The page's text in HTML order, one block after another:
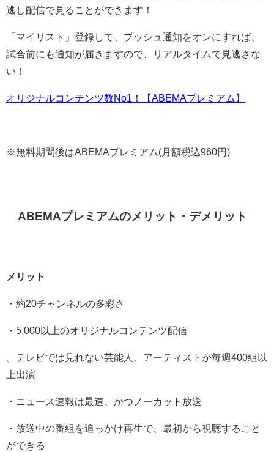
逃し配信で見ることができます！
「マイリスト」登録して、プッシュ通知をオンにすれば、
試合前にも通知が届きますので、リアルタイムで見逃さな
い！
オリジナルコンテンツ数No1！【ABEMAプレミアム】
※無料期間後はABEMAプレミアム(月額税込960円)
ABEMAプレミアムのメリット・デメリット
メリット
・約20チャンネルの多彩さ
・5,000以上のオリジナルコンテンツ配信
。テレビでは見れない芸能人、アーティストが毎週400組以
上出演
・ニュース速報は最速、かつノーカット放送
・放送中の番組を追っかけ再生で、最初から視聴すること
ができる